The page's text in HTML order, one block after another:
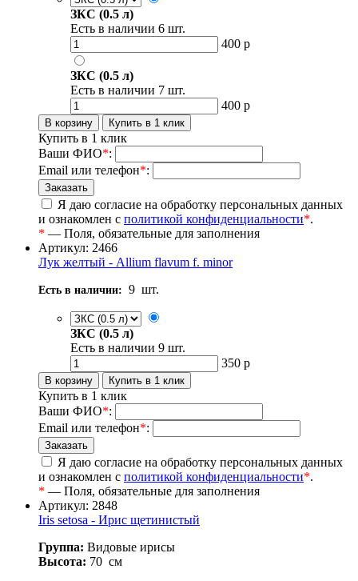
ЗКС (0.5 л)
Есть в наличии 6 шт.
400 р
ЗКС (0.5 л)
Есть в наличии 7 шт.
400 р
Купить в 1 клик
Ваши ФИО*:
Email или телефон*:
Я даю согласие на обработку персональных данных
и ознакомлен с политикой конфиденциальности*.
* — Поля, обязательные для заполнения
Артикул: 2466
Лук желтый - Allium flavum f. minor
Есть в наличии: 9 шт.
ЗКС (0.5 л)
Есть в наличии 9 шт.
350 р
Купить в 1 клик
Ваши ФИО*:
Email или телефон*:
Я даю согласие на обработку персональных данных
и ознакомлен с политикой конфиденциальности*.
* — Поля, обязательные для заполнения
Артикул: 2848
Iris setosa - Ирис щетинистый
Группа: Видовые ирисы
Высота: 70 см